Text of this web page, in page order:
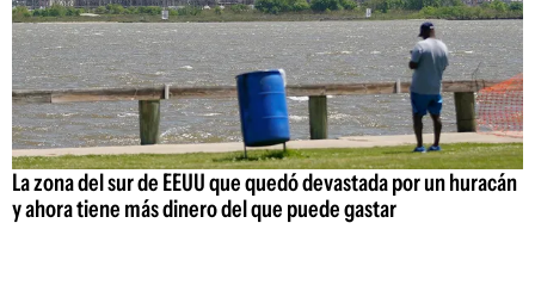
La zona del sur de EEUU que quedó devastada por un huracán
y ahora tiene más dinero del que puede gastar